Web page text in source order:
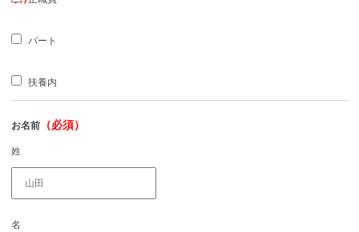
パート
扶養内
お名前（必須）
姓
名